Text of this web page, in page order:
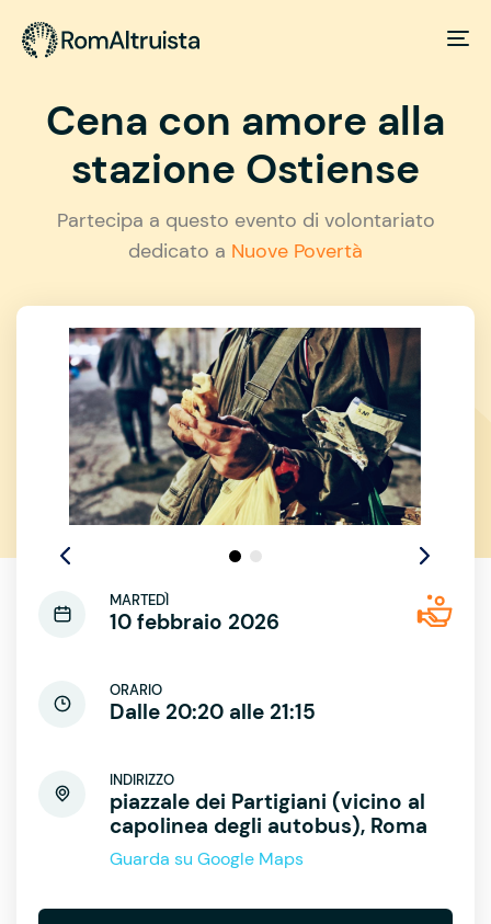
Cena con amore alla
stazione Ostiense
Partecipa a questo evento di volontariato
dedicato a Nuove Povertà
MARTEDÌ
10 febbraio 2026
ORARIO
Dalle 20:20 alle 21:15
INDIRIZZO
piazzale dei Partigiani (vicino al
capolinea degli autobus), Roma
Guarda su Google Maps